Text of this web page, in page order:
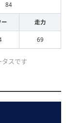
84
ー 走力
69
スです